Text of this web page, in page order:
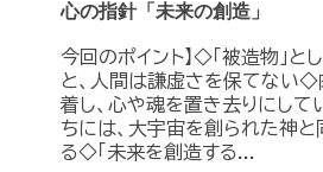
心の指針「未来の創造」
今回のポイント】◇「被造物」と
と、人間は謙虚さを保てない
着し、心や魂を置き去りにし
ちには、大宇宙を創られた神
る◇「未来を創造する...